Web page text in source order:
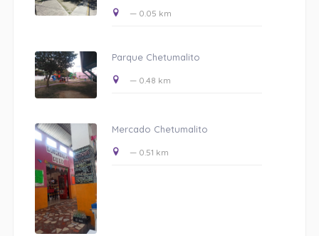
— 0.05 km
Parque Chetumalito
— 0.48 km
Mercado Chetumalito
— 0.51 km